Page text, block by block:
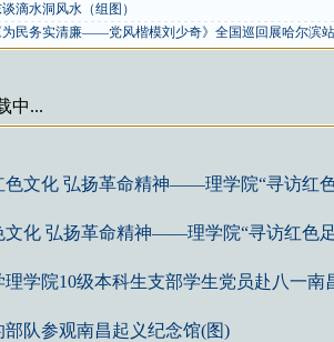
滴水洞风水（组图）
民务实清廉——党风楷模刘少奇》全国巡回展哈尔滨
中...
色文化 弘扬革命精神——理学院“寻访红
文化 弘扬革命精神——理学院“寻访红色
学院10级本科生支部学生党员赴八一南
队参观南昌起义纪念馆(图)